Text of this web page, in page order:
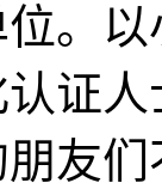
。
证
友